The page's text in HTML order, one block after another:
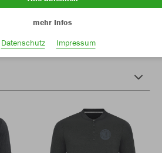
mehr Infos
Datenschutz
Impressum